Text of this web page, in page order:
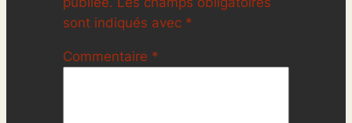
sont indiqués avec *
Commentaire *